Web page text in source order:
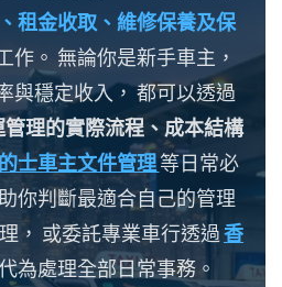
租金收取、維修保養及保
作。 無論你是新手車主，
與穩定收入， 都可以透過
理的實際流程、成本結構
的士車主文件管理等日常必
你判斷最適合自己的管理
， 或委託專業車行透過香
為處理全部日常事務。